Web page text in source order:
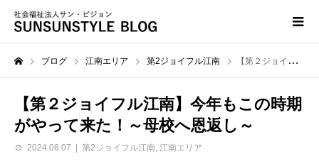
ブログ 江南エリア 第2ジョイフル江南 【第２ジョイフル江南】今年もこの時期がやって来た！～母校へ恩返し～
【第２ジョイフル江南】今年もこの時期
がやって来た！～母校へ恩返し～
2024.06.07 第2ジョイフル江南 江南エリア